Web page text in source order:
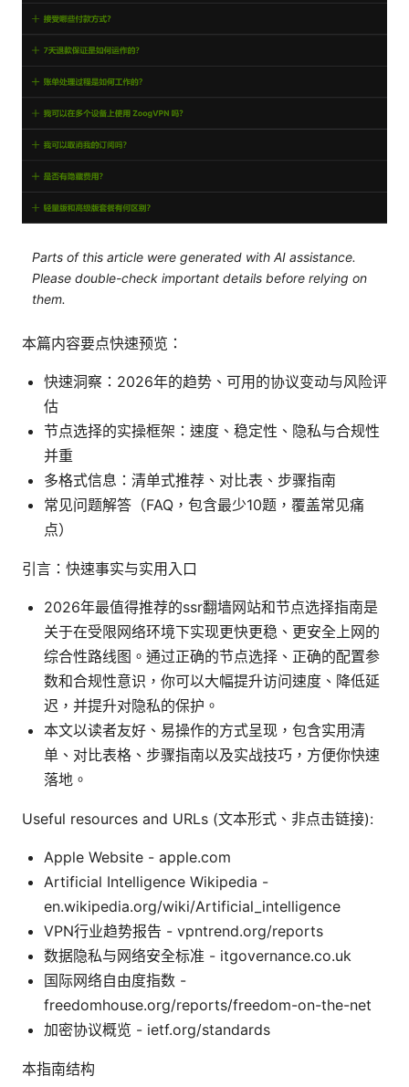
Parts of this article were generated with AI assistance.
Please double-check important details before relying on
them.
本篇内容要点快速预览：
快速洞察：2026年的趋势、可用的协议变动与风险评
估
节点选择的实操框架：速度、稳定性、隐私与合规性
并重
多格式信息：清单式推荐、对比表、步骤指南
常见问题解答（FAQ，包含最少10题，覆盖常见痛
点）
引言：快速事实与实用入口
2026年最值得推荐的ssr翻墙网站和节点选择指南是
关于在受限网络环境下实现更快更稳、更安全上网的
综合性路线图。通过正确的节点选择、正确的配置参
数和合规性意识，你可以大幅提升访问速度、降低延
迟，并提升对隐私的保护。
本文以读者友好、易操作的方式呈现，包含实用清
单、对比表格、步骤指南以及实战技巧，方便你快速
落地。
Useful resources and URLs (文本形式、非点击链接):
Apple Website - apple.com
Artificial Intelligence Wikipedia -
en.wikipedia.org/wiki/Artificial_intelligence
VPN行业趋势报告 - vpntrend.org/reports
数据隐私与网络安全标准 - itgovernance.co.uk
国际网络自由度指数 -
freedomhouse.org/reports/freedom-on-the-net
加密协议概览 - ietf.org/standards
本指南结构